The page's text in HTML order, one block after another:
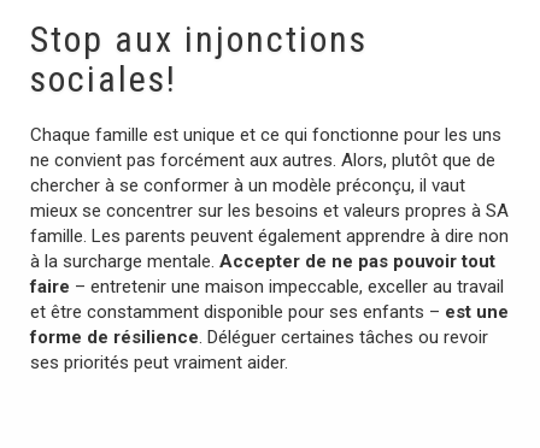
Stop aux injonctions
sociales!
Chaque famille est unique et ce qui fonctionne pour les uns
ne convient pas forcément aux autres. Alors, plutôt que de
chercher à se conformer à un modèle préconçu, il vaut
mieux se concentrer sur les besoins et valeurs propres à SA
famille. Les parents peuvent également apprendre à dire non
à la surcharge mentale. Accepter de ne pas pouvoir tout
faire – entretenir une maison impeccable, exceller au travail
et être constamment disponible pour ses enfants – est une
forme de résilience. Déléguer certaines tâches ou revoir
ses priorités peut vraiment aider.